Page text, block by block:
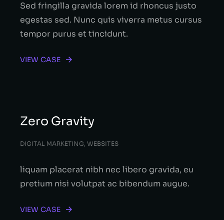
Sed fringilla gravida lorem id rhoncus justo
egestas sed. Nunc quis viverra metus cursus
tempor purus et tincidunt.
VIEW CASE
Zero Gravity
DIGITAL MARKETING, WEBSITES
liquam placerat nibh nec libero gravida, eu
pretium nisi volutpat ac bibendum augue.
VIEW CASE